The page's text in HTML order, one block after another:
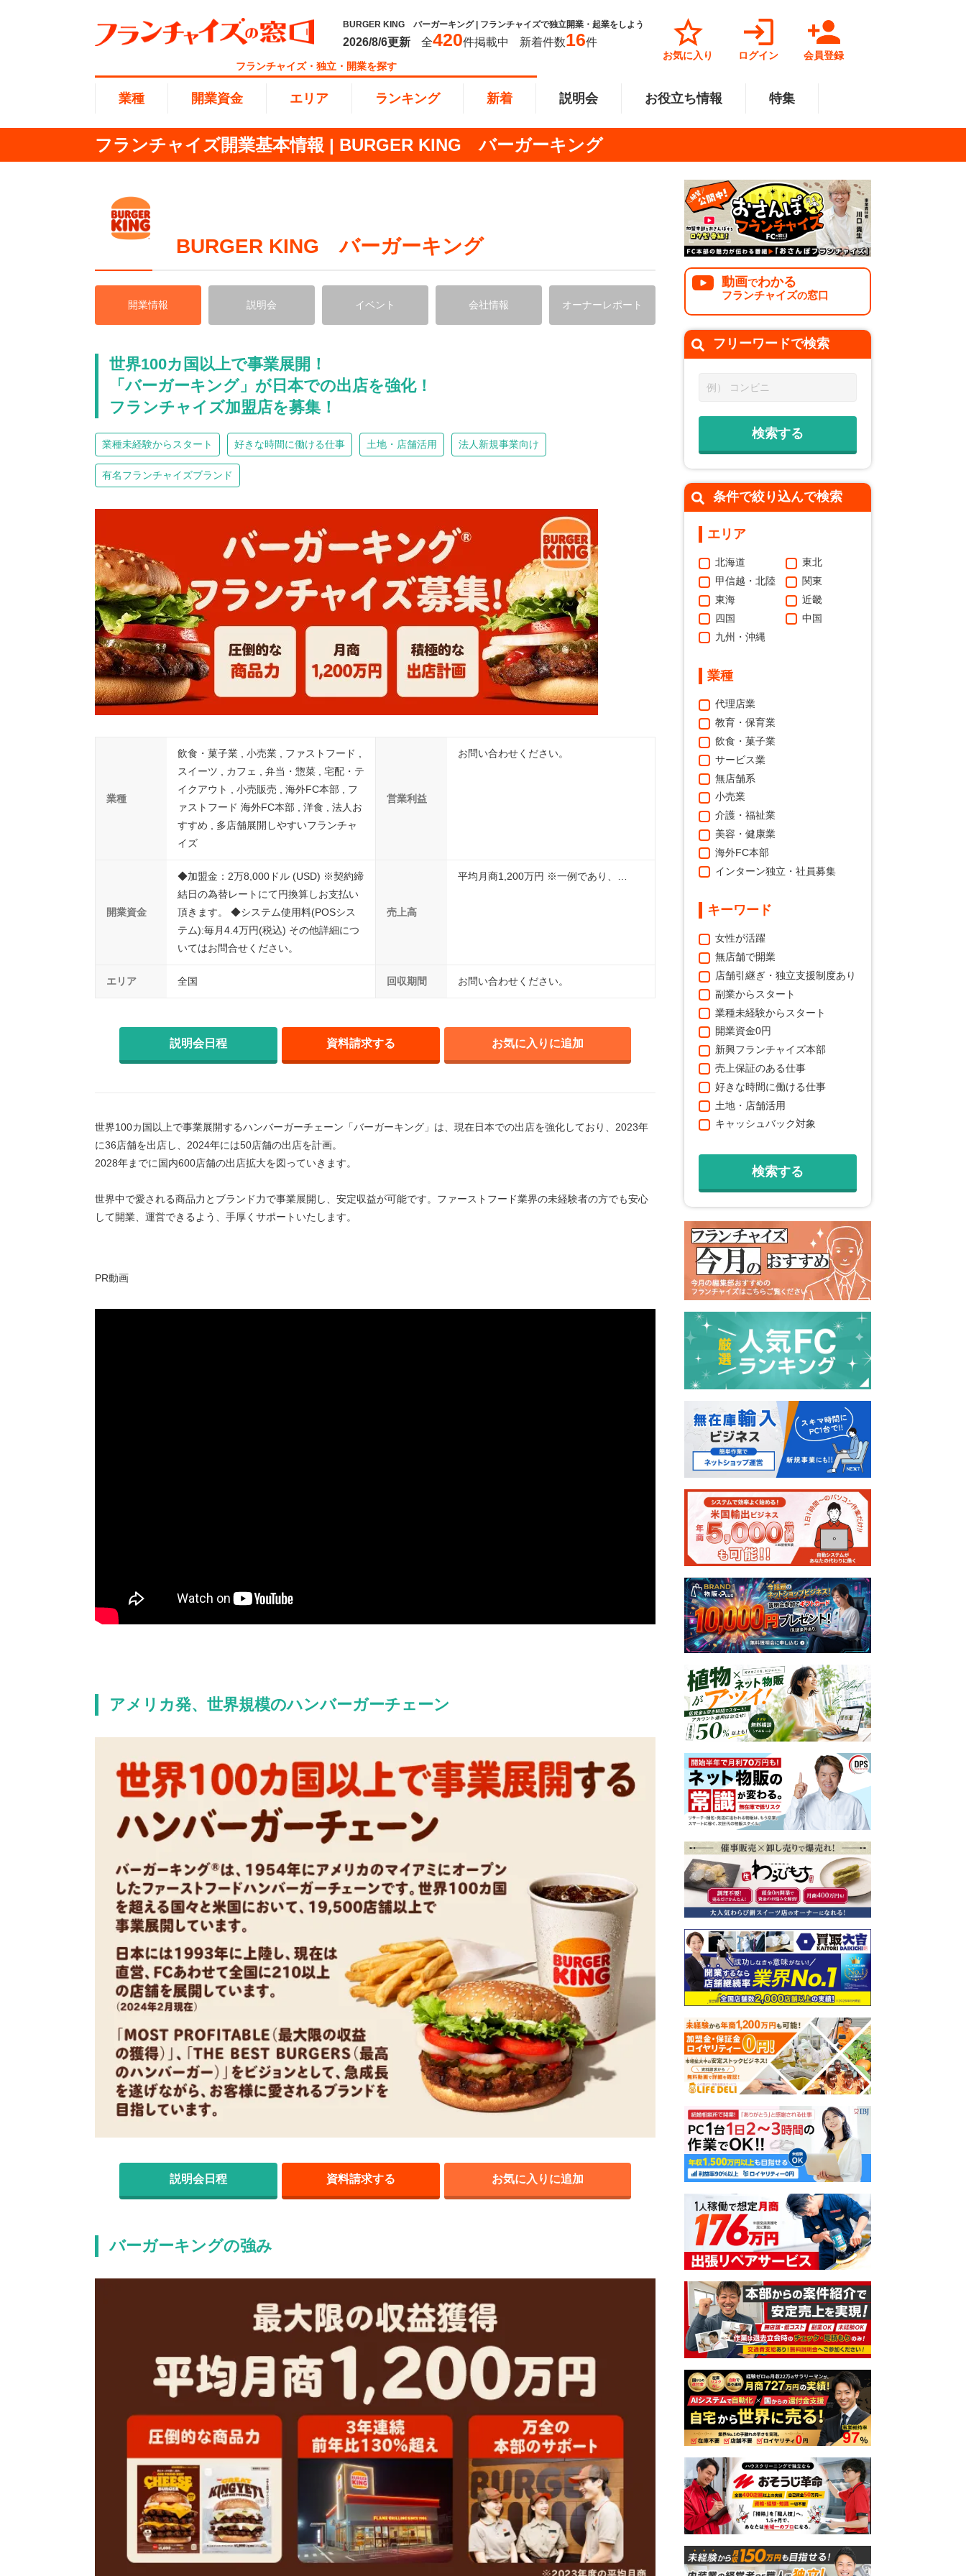
BURGER KING バーガーキング | フランチャイズで独立開業・起業をしよう
2026/8/6更新 全420件掲載中 新着件数16件
お気に入り ログイン
会員登録
フランチャイズ・独立・開業を探す
業種
業種
サービス業
美容・健康業
開業資金
開業資金
301万円～500万円 501万円～1000万円
エリア
エリア
関東
中国
ランキング
ランキング
総合ランキング
リペアクリーニング
100万以下で開業 夫婦で開業 法人様オススメ
新着 説明会 お役立ち情報 特集
フランチャイズ開業基本情報 | BURGER KING バーガーキング
BURGER KING バーガーキング
開業情報 説明会 イベント 会社情報 オーナーレポート
世界100カ国以上で事業展開！
「バーガーキング」が日本での出店を強化！
フランチャイズ加盟店を募集！
業種未経験からスタート 好きな時間に働ける仕事 土地・店舗活用 法人新規事業向け
有名フランチャイズブランド
業種
飲食・菓子業 , 小売業 , ファストフード ,
スイーツ , カフェ , 弁当・惣菜 , 宅配・テ
イクアウト , 小売販売 , 海外FC本部 , フ
ァストフード 海外FC本部 , 洋食 , 法人お
すすめ , 多店舗展開しやすいフランチャ
イズ
営業利益
お問い合わせください。
開業資金
◆加盟金：2万8,000ドル (USD) ※契約締
結日の為替レートにて円換算しお支払い
頂きます。 ◆システム使用料(POSシス
テム):毎月4.4万円(税込) その他詳細につ
いてはお問合せください。
売上高
平均月商1,200万円 ※一例であり、…
エリア 全国 回収期間 お問い合わせください。
説明会日程 資料請求する お気に入りに追加
世界100カ国以上で事業展開するハンバーガーチェーン「バーガーキング」は、現在日本での出店を強化しており、2023年
に36店舗を出店し、2024年には50店舗の出店を計画。
2028年までに国内600店舗の出店拡大を図っていきます。
世界中で愛される商品力とブランド力で事業展開し、安定収益が可能です。ファーストフード業界の未経験者の方でも安心
して開業、運営できるよう、手厚くサポートいたします。
PR動画
アメリカ発、世界規模のハンバーガーチェーン
説明会日程 資料請求する お気に入りに追加
バーガーキングの強み
動画でわかる
フランチャイズの窓口
フリーワードで検索
条件で絞り込んで検索
エリア
北海道
東北
甲信越・北陸
関東
東海
近畿
四国
中国
九州・沖縄
業種
代理店業
教育・保育業
飲食・菓子業
サービス業
無店舗系
小売業
介護・福祉業
美容・健康業
海外FC本部
インターン独立・社員募集
キーワード
女性が活躍
無店舗で開業
店舗引継ぎ・独立支援制度あり
副業からスタート
業種未経験からスタート
開業資金0円
新興フランチャイズ本部
売上保証のある仕事
好きな時間に働ける仕事
土地・店舗活用
キャッシュバック対象